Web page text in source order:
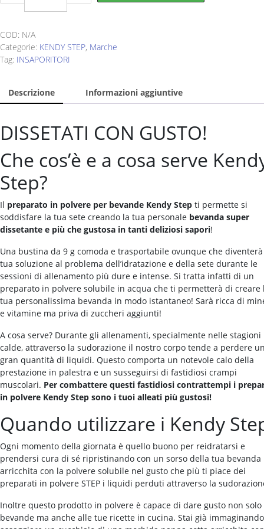
bustina
9
g
quantity
COD: N/A
Categorie: KENDY STEP, Marche
Tag: INSAPORITORI
Descrizione Informazioni aggiuntive
DISSETATI CON GUSTO!
Che cos’è e a cosa serve
Step?
Il preparato in polvere per bevande Kendy Step ti permette si
soddisfare la tua sete creando la tua personale bevanda super
dissetante e più che gustosa in tanti deliziosi sapori!
Una bustina da 9 g comoda e trasportabile ovunque che
tua soluzione al problema dell’idratazione e della sete durante le
sessioni di allenamento più dure e intense. Si tratta infatti di un
preparato in polvere solubile in acqua che ti permetterà di creare
tua personalissima bevanda in modo istantaneo! Sarà ricca di
e vitamine ma priva di zuccheri aggiunti!
A cosa serve? Durante gli allenamenti, specialmente nelle
calde, attraverso la sudorazione il nostro corpo tende a perdere
gran quantità di liquidi. Questo comporta un notevole calo della
prestazione in palestra e un susseguirsi di fastidiosi crampi
muscolari. Per combattere questi fastidiosi contrattempi i
in polvere Kendy Step sono i tuoi alleati più gustosi!
Quando utilizzare i Kendy
Ogni momento della giornata è quello buono per reidratarsi e
prendersi cura di sé ripristinando con un sorso della tua bevanda
arricchita con la polvere solubile nel gusto che più ti piace dei
preparati in polvere STEP i liquidi perduti attraverso la
Inoltre questo prodotto in polvere è capace di dare gusto non solo
bevande ma anche alle tue ricette in cucina. Stai già